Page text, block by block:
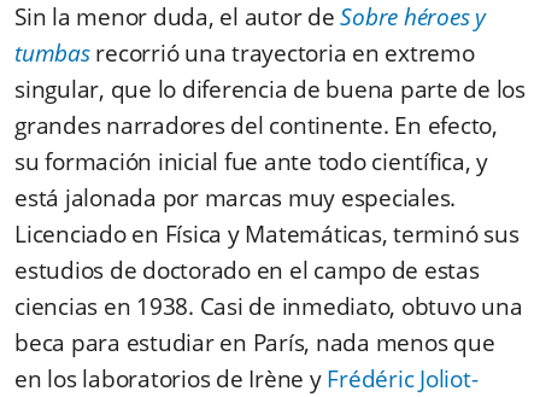
Sin la menor duda, el autor deSobre héroes y
tumbasrecorrió una trayectoria en extremo
singular, que lo diferencia de buena parte de los
grandes narradores del continente. En efecto,
su formación inicial fue ante todo científica, y
está jalonada por marcas muy especiales.
Licenciado en Física y Matemáticas, terminó sus
estudios de doctorado en el campo de estas
ciencias en 1938. Casi de inmediato, obtuvo una
beca para estudiar en París, nada menos que
en los laboratorios de Irène yFrédéric Joliot-